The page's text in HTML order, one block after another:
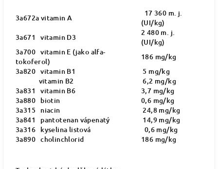
3a672a vitamin A
17 360 m. j.
(UI/kg)
3a671 vitamin D3
2 480 m. j.
(UI/kg)
3a700 vitamin E (jako alfa-
tokoferol)
186 mg/kg
3a820 vitamin B1
5 mg/kg
vitamin B2
6,2 mg/kg
3a831 vitamin B6
3,7 mg/kg
3a880 biotin
0,6 mg/kg
3a315 niacin
24,8 mg/kg
3a841 pantotenan vápenatý
14,9 mg/kg
3a316 kyselina listová
0,6 mg/kg
3a890 cholinchlorid
186 mg/kg